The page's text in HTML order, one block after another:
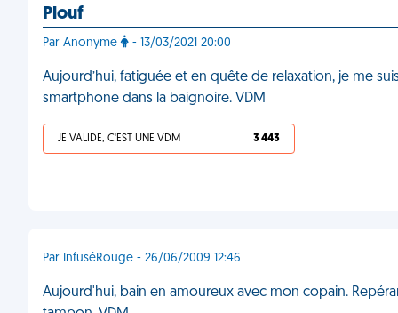
Plouf
Par Anonyme - 13/03/2021 20:00
Aujourd’hui, fatiguée et en quête de relaxation, je me
smartphone dans la baignoire. VDM
JE VALIDE, C'EST UNE VDM 3 443
Par InfuséRouge - 26/06/2009 12:46
Aujourd'hui, bain en amoureux avec mon copain.